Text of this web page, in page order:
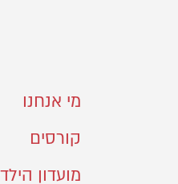
מי אנחנו
קורסים
מועדון